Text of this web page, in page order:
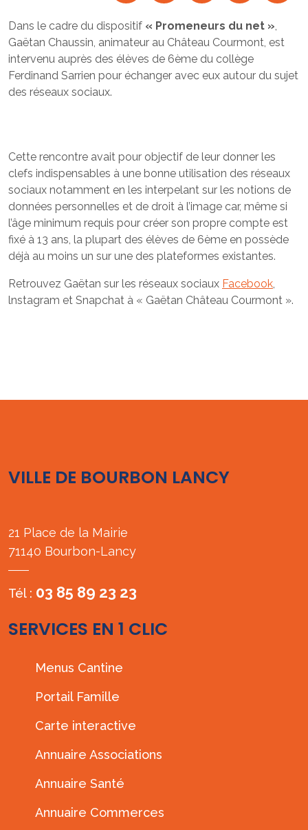
Dans le cadre du dispositif « Promeneurs du net »
Gaëtan Chaussin, animateur au Château Courmont, est
intervenu auprès des élèves de 6ème du collège
Ferdinand Sarrien pour échanger avec eux autour du sujet
des réseaux sociaux.
Cette rencontre avait pour objectif de leur donner les
clefs indispensables à une bonne utilisation des réseaux
sociaux notamment en les interpelant sur les notions de
données personnelles et de droit à l’image car, même si
l’âge minimum requis pour créer son propre compte est
fixé à 13 ans, la plupart des élèves de 6ème en possède
déjà au moins un sur une des plateformes existantes.
Retrouvez Gaëtan sur les réseaux sociaux Facebook
lnstagram et Snapchat à « Gaëtan Château Courmont ».
VILLE DE BOURBON LANCY
21 Place de la Mairie
71140 Bourbon-Lancy
Tél : 03 85 89 23 23
SERVICES EN 1 CLIC
Menus Cantine
Portail Famille
Carte interactive
Annuaire Associations
Annuaire Santé
Annuaire Commerces